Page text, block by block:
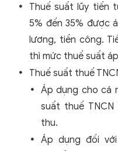
Thuế suất lũy tiến
5% đến 35% được
lương, tiền công.
thì mức thuế suất
Thuế suất thuế
Áp dụng cho cá
suất thuế
thu.
Áp dụng đối